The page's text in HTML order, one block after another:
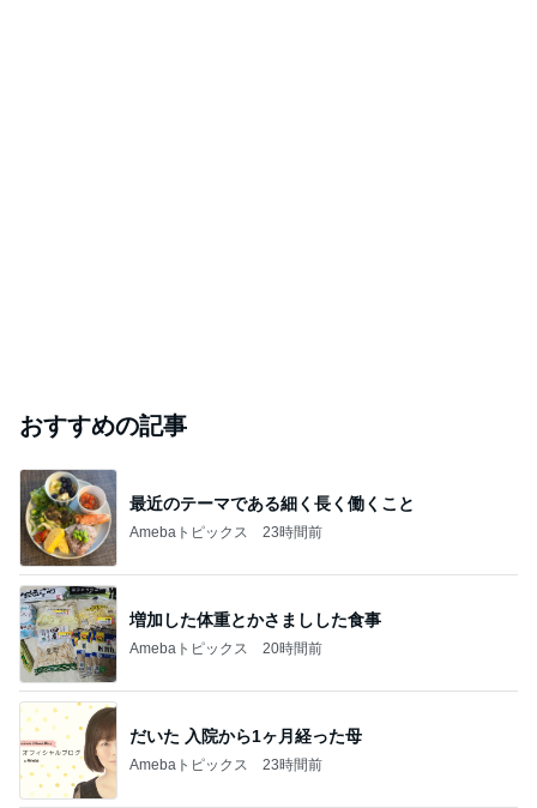
おすすめの記事
最近のテーマである細く長く働くこと
Amebaトピックス 23時間前
増加した体重とかさましした食事
Amebaトピックス 20時間前
だいた 入院から1ヶ月経った母
Amebaトピックス 23時間前